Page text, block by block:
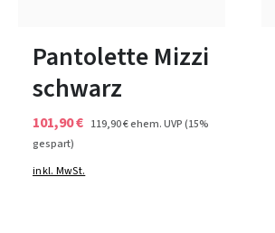
Pantolette Mizzi
schwarz
101,90 € 119,90 €ehem. UVP(15%
gespart)
inkl. MwSt.